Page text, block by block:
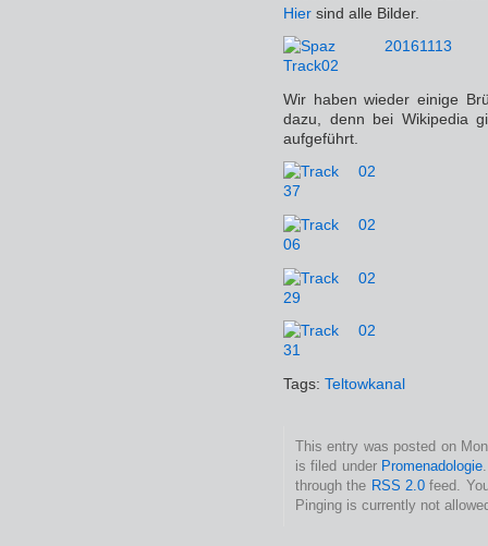
Hier sind alle Bilder.
Wir haben wieder einige
dazu, denn bei Wikipedia
aufgeführt.
Tags: Teltowkanal
This entry was posted on
is filed under Promenadologie
through the RSS 2.0 feed.
Pinging is currently not